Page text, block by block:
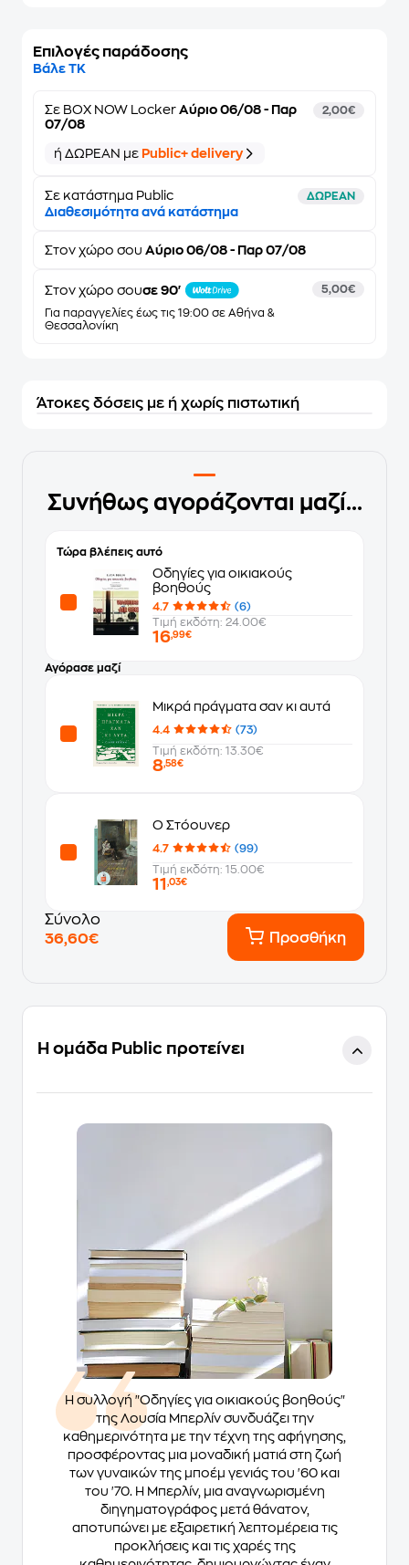
Επιλογές παράδοσης
Βάλε ΤΚ
Σε BOX NOW Locker Αύριο 06/08 - Παρ
07/08
2,00€
ή ΔΩΡΕΑΝ με Public+ delivery
Σε κατάστημα Public ΔΩΡΕΑΝ
Διαθεσιμότητα ανά κατάστημα
Στον χώρο σου Αύριο 06/08 - Παρ 07/08
Στον χώρο σουσε 90'
Για παραγγελίες έως τις 19:00 σε Αθήνα &
Θεσσαλονίκη
5,00€
Άτοκες δόσεις με ή χωρίς πιστωτική
Συνήθως αγοράζονται μαζί...
Τώρα βλέπεις αυτό
Οδηγίες για οικιακούς
βοηθούς
4.7
(6)
Τιμή εκδότη: 24.00€
16,99€
Αγόρασε μαζί
Μικρά πράγματα σαν κι αυτά
4.4
(73)
Τιμή εκδότη: 13.30€
8,58€
Ο Στόουνερ
4.7
(99)
Τιμή εκδότη: 15.00€
11 ,03€
Σύνολο
36,60€
Προσθήκη
Η ομάδα Public προτείνει
Η συλλογή "Οδηγίες για οικιακούς βοηθούς"
της Λουσία Μπερλίν συνδυάζει την
καθημερινότητα με την τέχνη της αφήγησης,
προσφέροντας μια μοναδική ματιά στη ζωή
των γυναικών της μποέμ γενιάς του '60 και
του '70. Η Μπερλίν, μια αναγνωρισμένη
διηγηματογράφος μετά θάνατον,
αποτυπώνει με εξαιρετική λεπτομέρεια τις
προκλήσεις και τις χαρές της